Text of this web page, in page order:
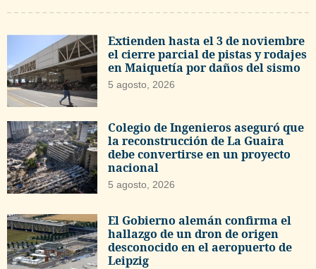
Extienden hasta el 3 de noviembre
el cierre parcial de pistas y rodajes
en Maiquetía por daños del sismo
5 agosto, 2026
Colegio de Ingenieros aseguró que
la reconstrucción de La Guaira
debe convertirse en un proyecto
nacional
5 agosto, 2026
El Gobierno alemán confirma el
hallazgo de un dron de origen
desconocido en el aeropuerto de
Leipzig